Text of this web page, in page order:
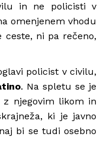
in ne policisti v
omenjenem vhodu
ceste, ni pa rečeno,
policist v civilu,
. Na spletu se je
njegovim likom in
ki je javno
bi se tudi osebno